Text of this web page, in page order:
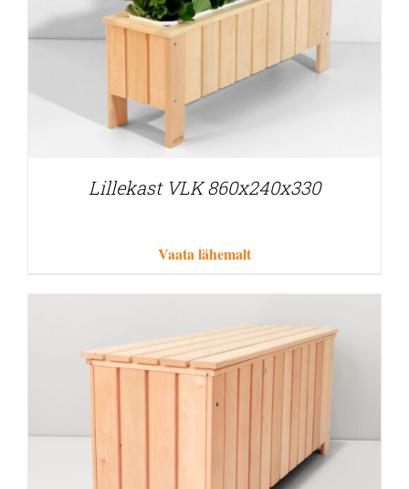
Lillekast VLK 860x240x330
Vaata lähemalt